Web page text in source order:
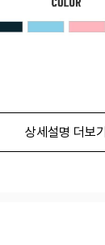
상세설명 더보기